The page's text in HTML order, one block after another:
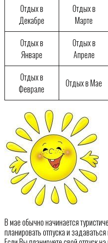
Отдых в
Декабре
Отдых в
Марте
Отдых в
Январе
Отдых в
Апреле
Отдых в
Феврале
Отдых в Мае
В мае обычно начинается
планировать отпуска и